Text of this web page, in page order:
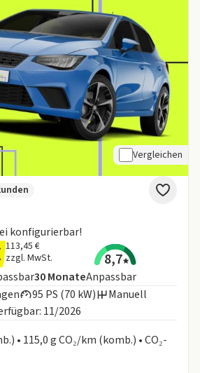
Vergleichen
konfigurierbar!
113,45 €
zzgl. MwSt.
8,7
Laufzeit
30MonateAnpassbar
95 PS (70 kW)
Manuell
11/2026
• 115,0 g CO₂/km (komb.) • CO₂-